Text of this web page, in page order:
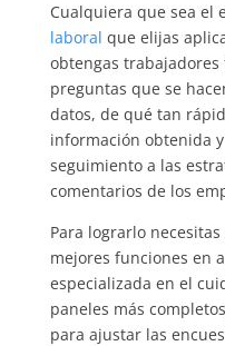
Cualquiera que sea el
laboral que elijas
obtengas
preguntas que se
datos, de qué tan
información obtenida
seguimiento a las
comentarios de los
Para lograrlo necesitas
mejores funciones en
especializada en el
paneles más
para ajustar las